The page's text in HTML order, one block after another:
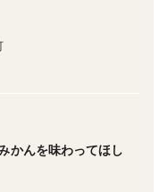
。
と、果汁いっぱいで
っています。
たっぷり、果汁たっ
す。
もこだわりがありま
かんを味わってほし